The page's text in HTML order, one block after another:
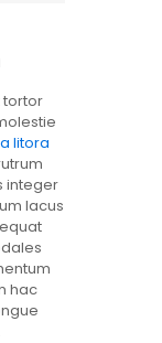
litora
integer
lacus
hac